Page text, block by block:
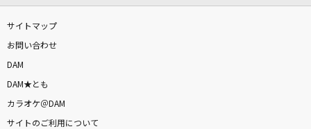
サイトマップ
お問い合わせ
DAM
DAM★とも
カラオケ＠DAM
サイトのご利用について